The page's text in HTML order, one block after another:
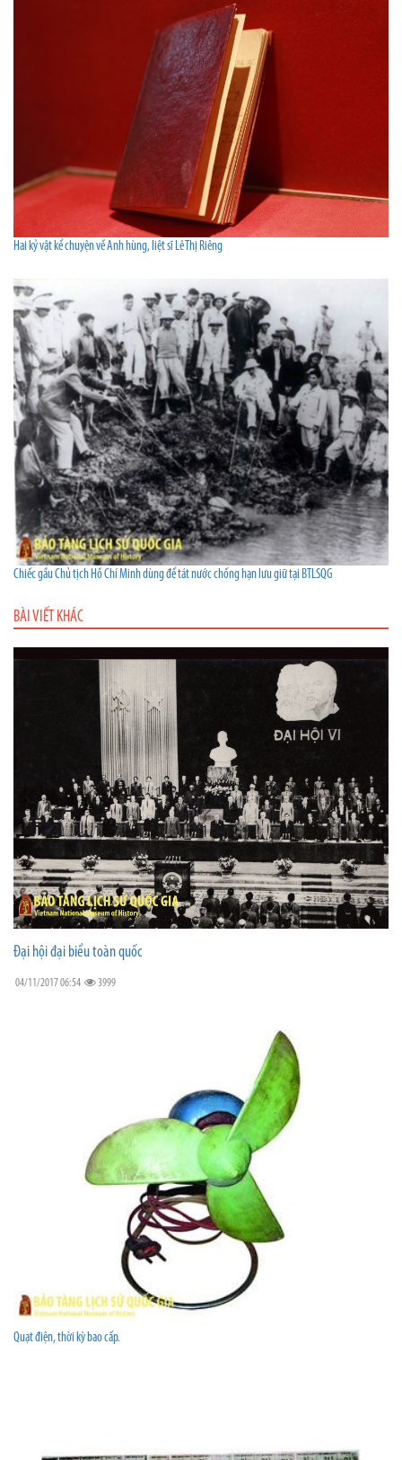
Hai kỷ vật kể chuyện về Anh hùng, liệt sĩ Lê Thị Riêng
Chiếc gầu Chủ tịch Hồ Chí Minh dùng để tát nước chống hạn lưu giữ tại BTLSQG
BÀI VIẾT KHÁC
Đại hội đại biểu toàn quốc
04/11/2017 06:54 3999
Quạt điện, thời kỳ bao cấp.